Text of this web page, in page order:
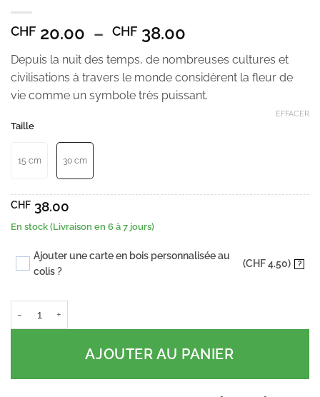
CHF 20.00 – CHF 38.00
de
prix :
CHF 20.00
à
Depuis la nuit des temps, de nombreuses cultures et
civilisations à travers le monde considèrent la fleur de
vie comme un symbole très puissant.
Taille
15 cm 30 cm
EFFACER
CHF 38.00
En stock (Livraison en 6 à 7 jours)
Ajouter une carte en bois personnalisée au
colis ?
(CHF 4.50) ?
AJOUTER AU PANIER